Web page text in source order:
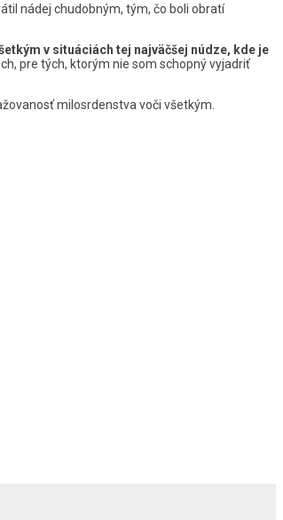
nádej chudobným, tým, čo boli obratí
v situáciách tej najväčšej núdze, kde je
pre tých, ktorým nie som schopný vyjadriť
milosrdenstva voči všetkým.